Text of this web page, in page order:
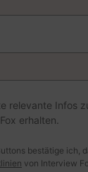
relevante Infos
erhalten.
bestätige ich,
von Interview